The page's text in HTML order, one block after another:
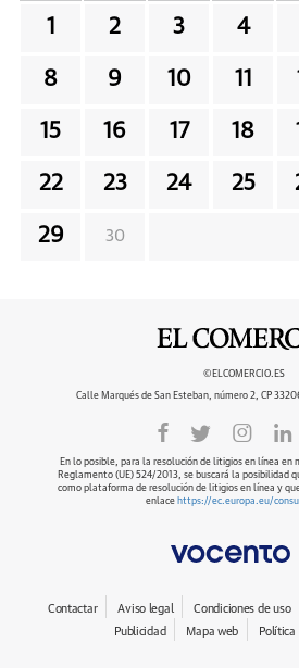
1 2 3 4
8 9 10 11
15 16 17 18
22 23 24 25
29 30
©ELCOMERCIO.ES
Calle Marqués de San Esteban, número 2, CP
En lo posible, para la resolución de litigios en línea en
Reglamento (UE) 524/2013, se buscará la posibilidad
como plataforma de resolución de litigios en línea y
enlace https://ec.europa.eu/
Contactar Aviso legal Condiciones de uso
Publicidad
Mapa web Política